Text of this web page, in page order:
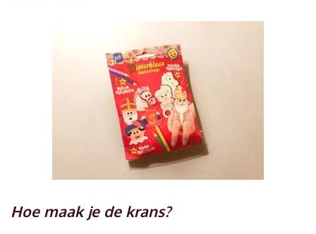
Hoe maak je de krans?